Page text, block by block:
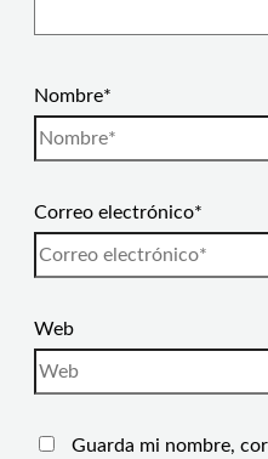
Nombre*
Correo electrónico*
Web
Guarda mi nombre,